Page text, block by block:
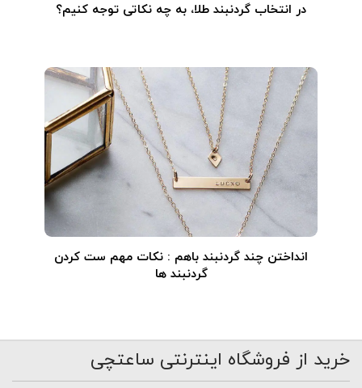
در انتخاب گردنبند طلا‌، به چه نکاتی توجه کنیم؟
انداختن چند گردنبند باهم : نکات مهم ست کردن
گردنبند ها
خرید از فروشگاه اینترنتی ساعتچی